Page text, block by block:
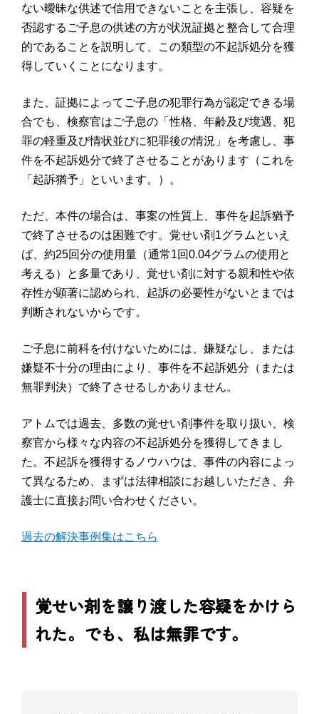
ない曖昧な供述で信用できないことを主張し、容疑を
否認するご子息の供述の方が状況証拠と整合して合理
的であることを説明して、この類型の不起訴処分を獲
得していくことになります。
また、証拠によってご子息の犯罪行為が認定できる場
合でも、検察官はご子息の「性格、年齢及び境遇、犯
罪の軽重及び情状並びに犯罪後の情況」を考慮し、事
件を不起訴処分で終了させることがあります（これを
「起訴猶予」といいます。）。
ただ、本件の場合は、事案の性質上、事件を起訴猶予
で終了させるのは困難です。覚せい剤1グラムといえ
ば、約25回分の使用量（通常1回0.04グラムの使用と
考える）と多量であり、覚せい剤に対する親和性や依
存性が顕著に認められ、起訴の必要性がないとまでは
判断されないからです。
ご子息に前科を付けないためには、嫌疑なし、または
嫌疑不十分の理由により、事件を不起訴処分（または
無罪判決）で終了させるしかありません。
アトムでは過去、多数の覚せい剤事件を取り扱い、検
察官から様々な内容の不起訴処分を獲得してきまし
た。不起訴を獲得するノウハウは、事件の内容によっ
て異なるため、まずは法律相談にお越しいただき、弁
護士に直接お問い合わせください。
過去の解決事例集はこちら
覚せい剤を譲り渡した容疑をかけら
れた。でも、私は無罪です。